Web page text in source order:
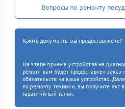
Вопросы по ремонту
Какие документы вы предоставляете?
На этапе приема устройства на
ремонт вам будет предоставлен
обязательств на ваше устройство.
по ремонту техники, вы получите акт
гарантийный талон.